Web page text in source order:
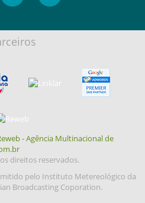
- Agência Multinacional de
direitos reservados.
pelo Instituto Metereológico da
Broadcasting Coporation.